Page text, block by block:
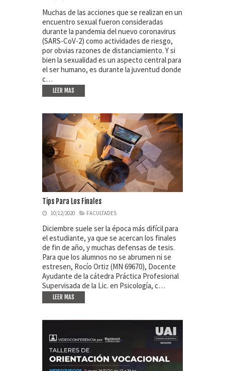
Muchas de las acciones que se realizan en un
encuentro sexual fueron consideradas
durante la pandemia del nuevo coronavirus
(SARS-CoV-2) como actividades de riesgo,
por obvias razones de distanciamiento. Y si
bien la sexualidad es un aspecto central para
el ser humano, es durante la juventud donde
c…
LEER MAS
Tips Para Los Finales
10/12/2020 FACULTADES
Diciembre suele ser la época más difícil para
el estudiante, ya que se acercan los finales
de fin de año, y muchas defensas de tesis.
Para que los alumnos no se abrumen ni se
estresen, Rocío Ortiz (MN 69670), Docente
Ayudante de la cátedra Práctica Profesional
Supervisada de la Lic. en Psicología, c…
LEER MAS